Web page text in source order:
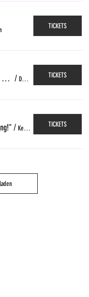
TICKETS
That's Finta*tainment! @ DAS GLEIS, Zürich / Das Gleis, Zürich TICKETS
/ Kellerpoche, Fribourg TICKETS